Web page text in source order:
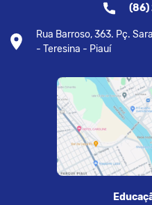
(86)
Rua Barroso, 363. Pç.
- Teresina - Piauí